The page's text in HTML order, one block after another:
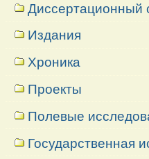
Диссертационный
Издания
Хроника
Проекты
Полевые
Государственная